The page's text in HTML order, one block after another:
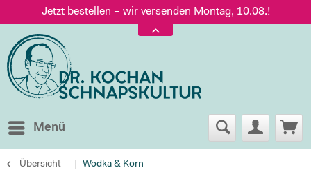
Jetzt bestellen – wir versenden Montag, 10.08.!
Versand nur 5,60 €, gratis ab 95 € Warenwert
Jetzt bestellen – wir versenden Montag, 10.08.!
Menü
Übersicht Wodka & Korn